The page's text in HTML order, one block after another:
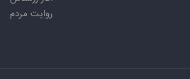
روایت مردم